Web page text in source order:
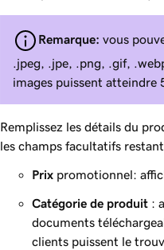
Remarque: vous
.jpeg, .jpe, .png, .gif,
images puissent atteindre
Remplissez les détails du
les champs facultatifs
Prix promotionnel:
Catégorie de produit :
documents
clients puissent le